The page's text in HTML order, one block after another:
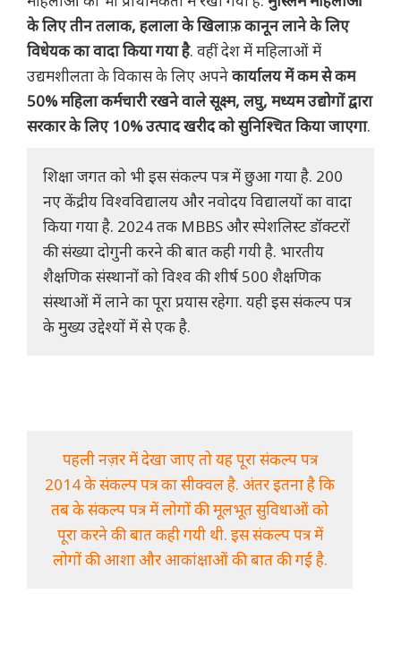
के लिए तीन तलाक, हलाला के खिलाफ़ कानून लाने के लिए
विधेयक का वादा किया गया है. वहीं देश में महिलाओं में
उद्यमशीलता के विकास के लिए अपनेकार्यालय में कम से कम
50% महिला कर्मचारी रखने वाले सूक्ष्म, लघु, मध्यम उद्योगों द्वारा
सरकार के लिए 10% उत्पाद खरीद को सुनिश्चित किया जाएगा.
शिक्षा जगत को भी इस संकल्प पत्र में छुआ गया है. 200
नए केंद्रीय विश्वविद्यालय और नवोदय विद्यालयों का वादा
किया गया है. 2024 तक MBBS और स्पेशलिस्ट डॉक्टरों
की संख्या दोगुनी करने की बात कही गयी है. भारतीय
शैक्षणिक संस्थानों को विश्व की शीर्ष 500 शैक्षणिक
संस्थाओं में लाने का पूरा प्रयास रहेगा. यही इस संकल्प पत्र
के मुख्य उद्देश्यों में से एक है.
पहली नज़र में देखा जाए तो यह पूरा संकल्प पत्र
2014 के संकल्प पत्र का सीक्वल है. अंतर इतना है कि
तब के संकल्प पत्र में लोगों की मूलभूत सुविधाओं को
पूरा करने की बात कही गयी थी. इस संकल्प पत्र में
लोगों की आशा और आकांक्षाओं की बात की गई है.